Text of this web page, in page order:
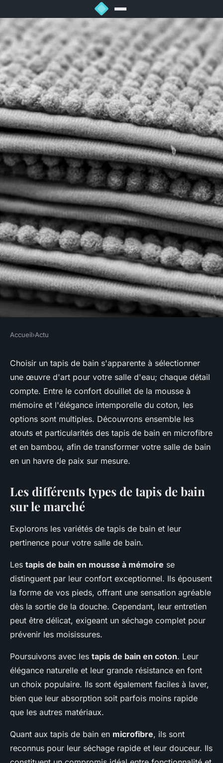
Tapis de bain : les différents
types disponibles sur le
marché
Louise•19 avril 2024•3 min de lecture
Accueil›Actu
Choisir un tapis de bain s'apparente à sélectionner
une œuvre d'art pour votre salle d'eau; chaque détail
compte. Entre le confort douillet de la mousse à
mémoire et l'élégance intemporelle du coton, les
options sont multiples. Découvrons ensemble les
atouts et particularités des tapis de bain en microfibre
et en bambou, afin de transformer votre salle de bain
en un havre de paix sur mesure.
Les différents types de tapis de bain
sur le marché
Explorons les variétés de tapis de bain et leur
pertinence pour votre salle de bain.
Les tapis de bain en mousse à mémoire se
distinguent par leur confort exceptionnel. Ils épousent
la forme de vos pieds, offrant une sensation agréable
dès la sortie de la douche. Cependant, leur entretien
peut être délicat, exigeant un séchage complet pour
prévenir les moisissures.
Poursuivons avec les tapis de bain en coton. Leur
élégance naturelle et leur grande résistance en font
un choix populaire. Ils sont également faciles à laver,
bien que leur absorption soit parfois moins rapide
que les autres matériaux.
Quant aux tapis de bain en microfibre, ils sont
reconnus pour leur séchage rapide et leur douceur. Ils